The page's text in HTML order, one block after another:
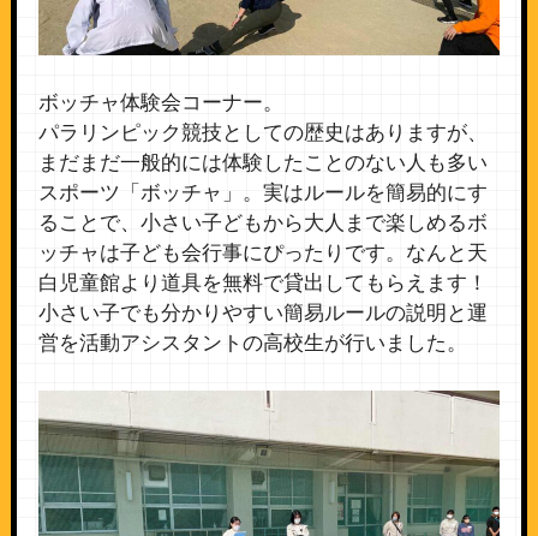
ボッチャ体験会コーナー。
パラリンピック競技としての歴史はありますが、
まだまだ一般的には体験したことのない人も多い
スポーツ「ボッチャ」。実はルールを簡易的にす
ることで、小さい子どもから大人まで楽しめるボ
ッチャは子ども会行事にぴったりです。なんと天
白児童館より道具を無料で貸出してもらえます！
小さい子でも分かりやすい簡易ルールの説明と運
営を活動アシスタントの高校生が行いました。